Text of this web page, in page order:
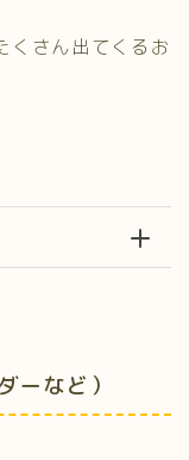
くさん出てくるお
ーなど）